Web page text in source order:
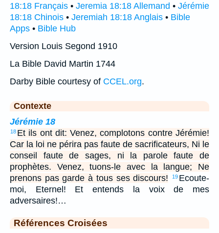
18:18 Français • Jeremia 18:18 Allemand • Jérémie
18:18 Chinois • Jeremiah 18:18 Anglais • Bible
Apps • Bible Hub
Version Louis Segond 1910
La Bible David Martin 1744
Darby Bible courtesy of CCEL.org.
Contexte
Jérémie 18
18 Et ils ont dit: Venez, complotons contre Jérémie!
Car la loi ne périra pas faute de sacrificateurs, Ni le
conseil faute de sages, ni la parole faute de
prophètes. Venez, tuons-le avec la langue; Ne
prenons pas garde à tous ses discours!
19 Ecoute-
moi, Eternel! Et entends la voix de mes
adversaires!…
Références Croisées